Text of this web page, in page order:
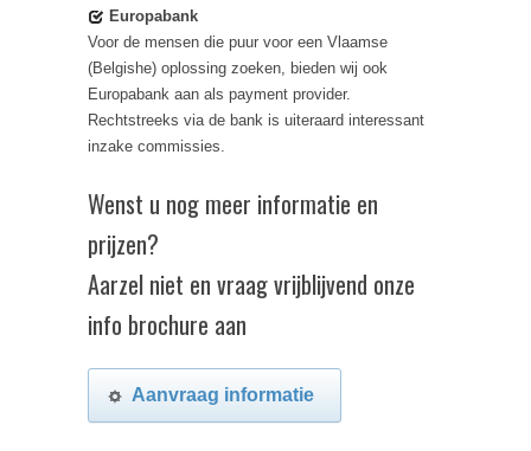
Europabank
Voor de mensen die puur voor een Vlaamse
(Belgishe) oplossing zoeken, bieden wij ook
Europabank aan als payment provider.
Rechtstreeks via de bank is uiteraard interessant
inzake commissies.
Wenst u nog meer informatie en
prijzen?
Aarzel niet en vraag vrijblijvend onze
info brochure aan
Aanvraag informatie